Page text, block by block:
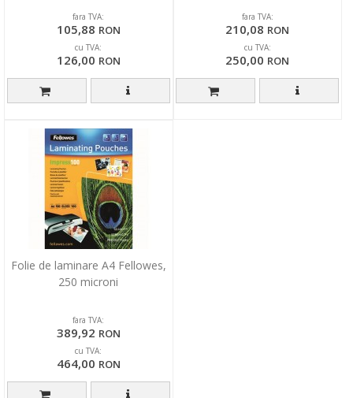
fara TVA:
105,88 RON
cu TVA:
126,00 RON
fara TVA:
210,08 RON
cu TVA:
250,00 RON
Folie de laminare A4 Fellowes,
250 microni
fara TVA:
389,92 RON
cu TVA:
464,00 RON